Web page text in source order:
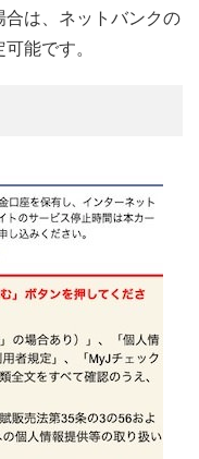
は、ネットバンクの
能です。